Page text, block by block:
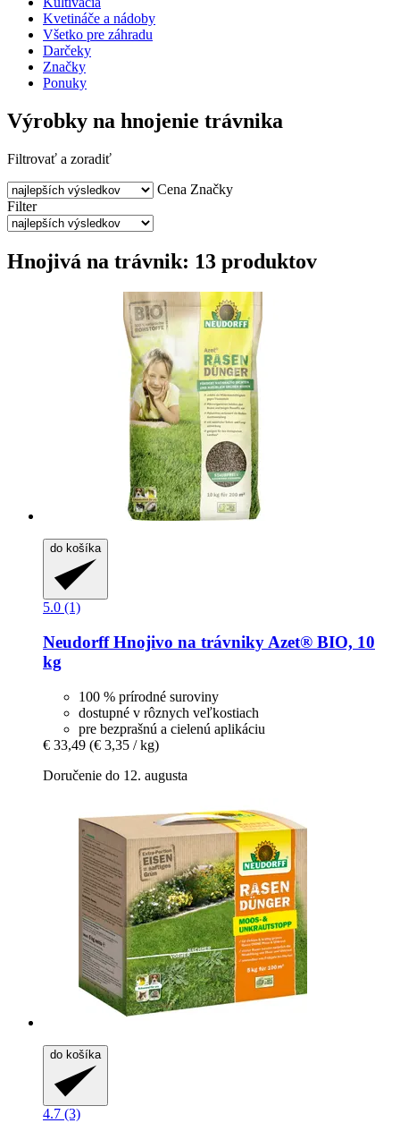
Kvetináče a nádoby
Všetko pre záhradu
Darčeky
Značky
Ponuky
Výrobky na hnojenie trávnika
Filtrovať a zoradiť
Cena Značky
Filter
Hnojivá na trávnik: 13 produktov
do košíka
5.0 (1)
NeudorffHnojivo na trávniky Azet® BIO, 10
kg
100 % prírodné suroviny
dostupné v rôznych veľkostiach
pre bezprašnú a cielenú aplikáciu
€ 33,49 (€ 3,35 / kg)
Doručenie do 12. augusta
do košíka
4.7 (3)